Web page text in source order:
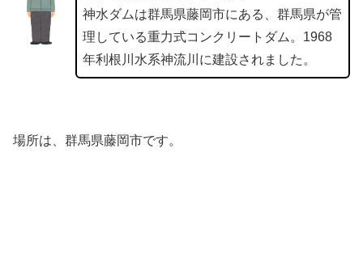
神水ダムは群馬県藤岡市にある、群馬県が管
理している重力式コンクリートダム。1968
年利根川水系神流川に建設されました。
場所は、群馬県藤岡市です。